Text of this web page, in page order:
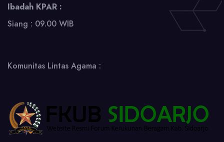
Ibadah KPAR :
Siang : 09.00 WIB
Komunitas Lintas Agama :